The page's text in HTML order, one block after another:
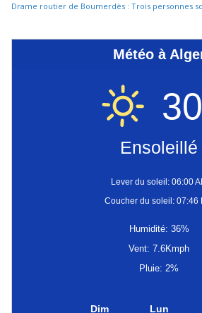
Drame routier de Boumerdès : Trois personnes
Météo à
Ensoleillé
Lever du soleil: 06:00
Coucher du soleil: 07:46
Humidité: 36%
Vent: 7.6Kmph
Pluie: 2%
Dim Lun